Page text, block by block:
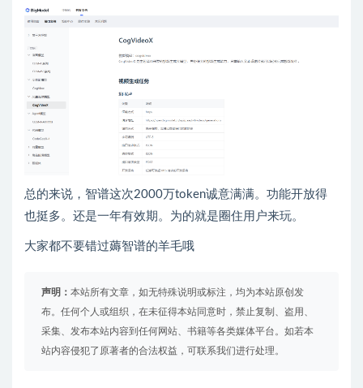
总的来说，智谱这次2000万token诚意满满。功能开放得
也挺多。还是一年有效期。为的就是圈住用户来玩。
大家都不要错过薅智谱的羊毛哦
声明： 本站所有文章，如无特殊说明或标注，均为本站原创发
布。任何个人或组织，在未征得本站同意时，禁止复制、盗用、
采集、发布本站内容到任何网站、书籍等各类媒体平台。如若本
站内容侵犯了原著者的合法权益，可联系我们进行处理。